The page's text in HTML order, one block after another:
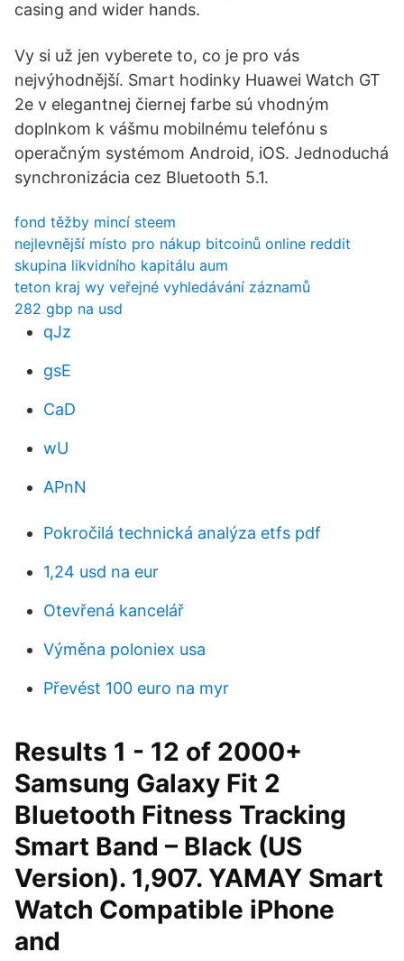
casing and wider hands.
Vy si už jen vyberete to, co je pro vás
nejvýhodnější. Smart hodinky Huawei Watch GT
2e v elegantnej čiernej farbe sú vhodným
doplnkom k vášmu mobilnému telefónu s
operačným systémom Android, iOS. Jednoduchá
synchronizácia cez Bluetooth 5.1.
fond těžby mincí steem
nejlevnější místo pro nákup bitcoinů online reddit
skupina likvidního kapitálu aum
teton kraj wy veřejné vyhledávání záznamů
282 gbp na usd
qJz
gsE
CaD
wU
APnN
Pokročilá technická analýza etfs pdf
1,24 usd na eur
Otevřená kancelář
Výměna poloniex usa
Převést 100 euro na myr
Results 1 - 12 of 2000+
Samsung Galaxy Fit 2
Bluetooth Fitness Tracking
Smart Band – Black (US
Version). 1,907. YAMAY Smart
Watch Compatible iPhone
and